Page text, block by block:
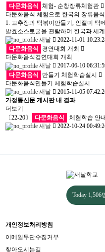
다문화음식 체험- 순창장류체험관
다문화음식 체험으로 한국의 장류음
1. 고추장과 떡볶이만들기, 인절미 떡
발효소스토굴을 관람하며 한국과 세
새날
2022-11-01
다문화음식
경연대회 개최
다문화음식경연대회 개최
새날
2017-06-10
다문화음식
만들기 체험학습실시
다문화음식만들기 체험학습실시
새날
2015-11-05
가정통신문 게시판 내 결과
더보기
〔22-20〕
다문화음식
체험학습 안
새날
2022-10-24
Today 1,506
개인정보처리방침
이메일무단수집거부
찾아오시는길